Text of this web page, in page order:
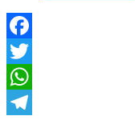
Facebook
Twitter
WhatsApp